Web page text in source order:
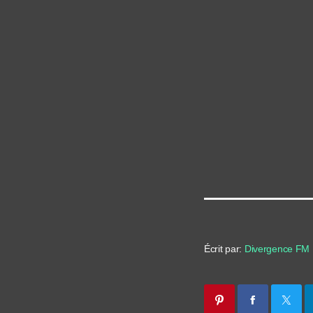
Écrit par: Divergence FM